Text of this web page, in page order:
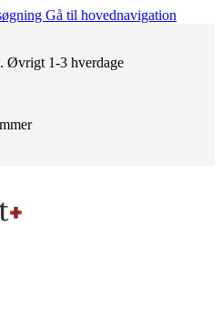
Gå til hovednavigation
Øvrigt 1-3 hverdage